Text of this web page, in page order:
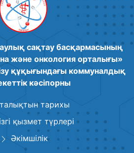
сақтау басқармасының
және онкология орталығы»
құқығындағы коммуналдық
кәсіпорны
тарихы
қызмет түрлері
Әкімшілік